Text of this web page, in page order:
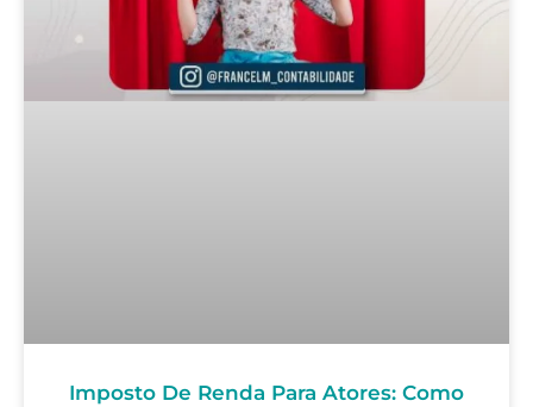
Imposto De Renda Para Atores: Como